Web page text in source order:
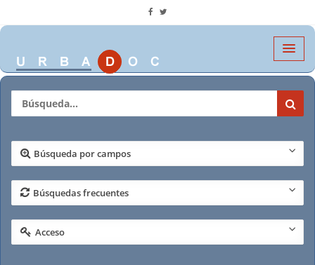
Búsqueda por campos
Búsquedas frecuentes
Acceso